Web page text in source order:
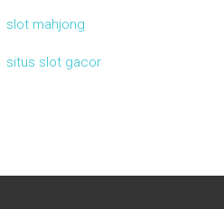
slot mahjong
situs slot gacor